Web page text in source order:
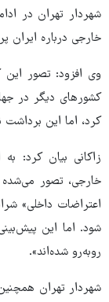
شهردار تهران در
خارجی درباره ایران
وی افزود: تصور این
کشورهای دیگر در
کرد، اما این
زاکانی بیان کرد:
خارجی، تصور می‌شده
اعتراضات داخلی»
شود. اما این
روبه‌رو شده‌اند».
شهردار تهران